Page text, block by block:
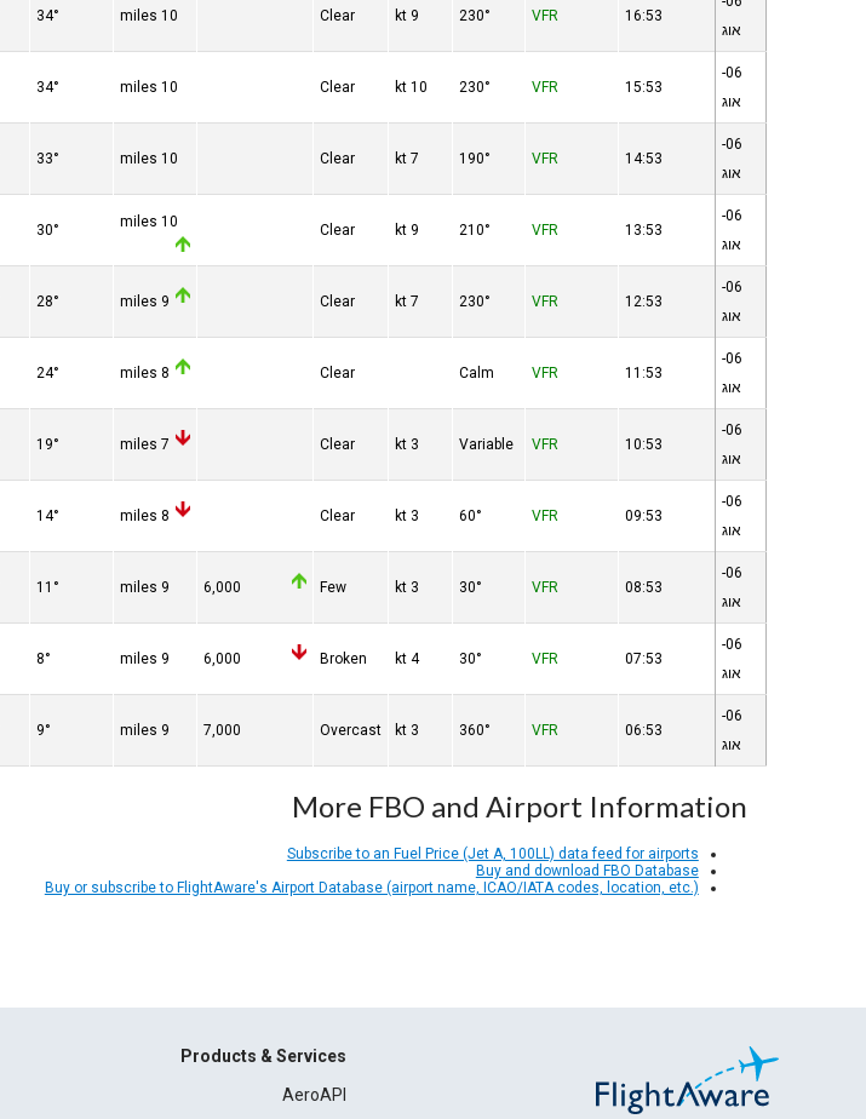
אוג
16:53
VFR
230°
9 kt
Clear
10 miles
34°
06-
אוג
15:53
VFR
230°
10 kt
Clear
10 miles
34°
06-
אוג
14:53
VFR
190°
7 kt
Clear
10 miles
33°
06-
אוג
13:53
VFR
210°
9 kt
Clear
10 miles
30°
06-
אוג
12:53
VFR
230°
7 kt
Clear
9 miles
28°
06-
אוג
11:53
VFR
Calm
Clear
8 miles
24°
06-
אוג
10:53
VFR
Variable
3 kt
Clear
7 miles
19°
06-
אוג
09:53
VFR
60°
3 kt
Clear
8 miles
14°
06-
אוג
08:53
VFR
30°
3 kt
Few
6,000
9 miles
11°
06-
אוג
07:53
VFR
30°
4 kt
Broken
6,000
9 miles
8°
06-
אוג
06:53
VFR
360°
3 kt
Overcast
7,000
9 miles
9°
More FBO and Airport Information
Subscribe to an Fuel Price (Jet A, 100LL) data feed for airports
Buy and download FBO Database
Buy or subscribe to FlightAware's Airport Database (airport name, ICAO/IATA codes, location, etc.)
Products & Services
AeroAPI